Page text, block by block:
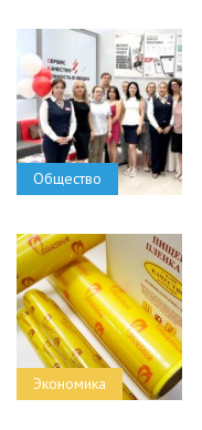
Общество
Экономика